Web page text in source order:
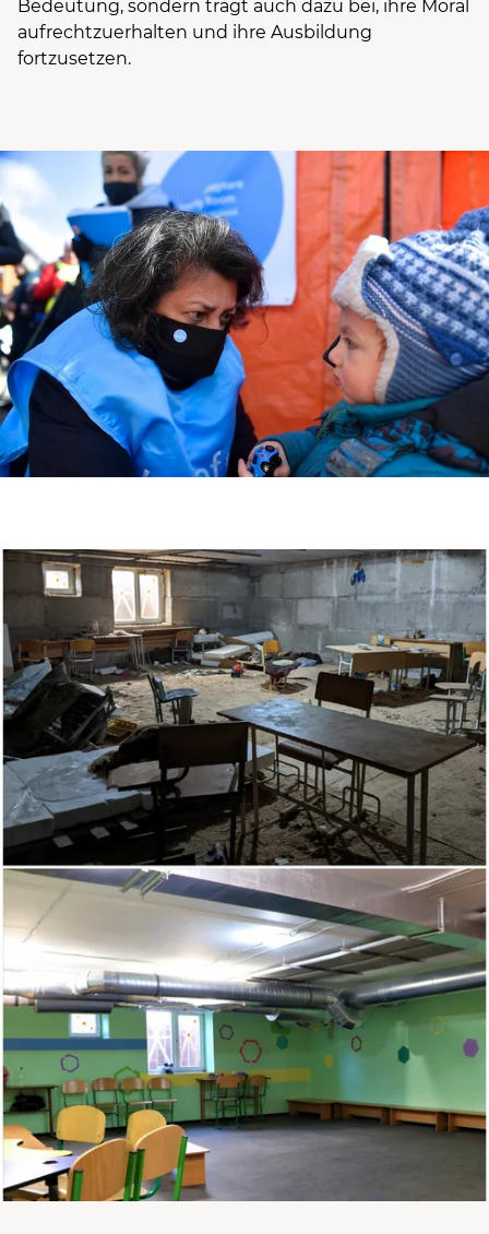
Bedeutung, sondern trägt auch dazu bei, ihre Moral
aufrechtzuerhalten und ihre Ausbildung
fortzusetzen.